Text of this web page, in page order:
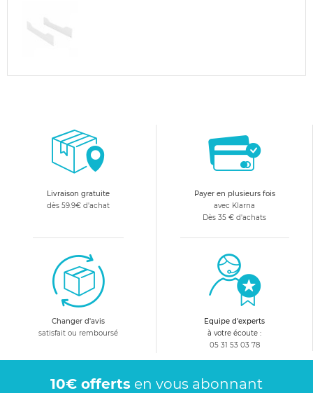
Livraison gratuite
dès 59.9€ d'achat
Payer en plusieurs fois
avec Klarna
Dès 35 € d'achats
Changer d'avis
satisfait ou remboursé
Equipe d'experts
à votre écoute :
05 31 53 03 78
10€ offerts en vous abonnant